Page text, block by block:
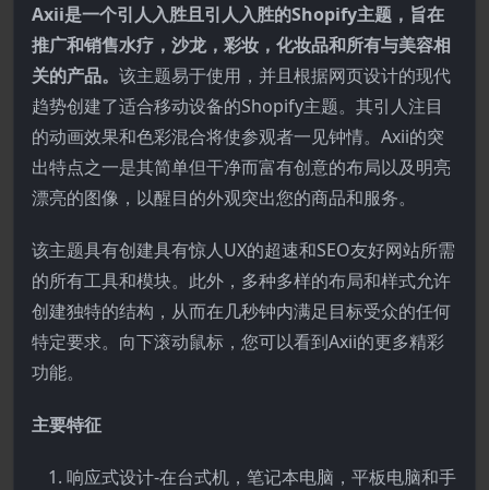
Axii是一个引人入胜且引人入胜的Shopify主题，旨在
推广和销售水疗，沙龙，彩妆，化妆品和所有与美容相
关的产品。 该主题易于使用，并且根据网页设计的现代
趋势创建了适合移动设备的Shopify主题。其引人注目
的动画效果和色彩混合将使参观者一见钟情。Axii的突
出特点之一是其简单但​​干净而富有创意的布局以及明亮
漂亮的图像，以醒目的外观突出您的商品和服务。
该主题具有创建具有惊人UX的超速和SEO友好网站所需
的所有工具和模块。此外，多种多样的布局和样式允许
创建独特的结构，从而在几秒钟内满足目标受众的任何
特定要求。向下滚动鼠标，您可以看到Axii的更多精彩
功能。
主要特征
响应式设计-在台式机，笔记本电脑，平板电脑和手